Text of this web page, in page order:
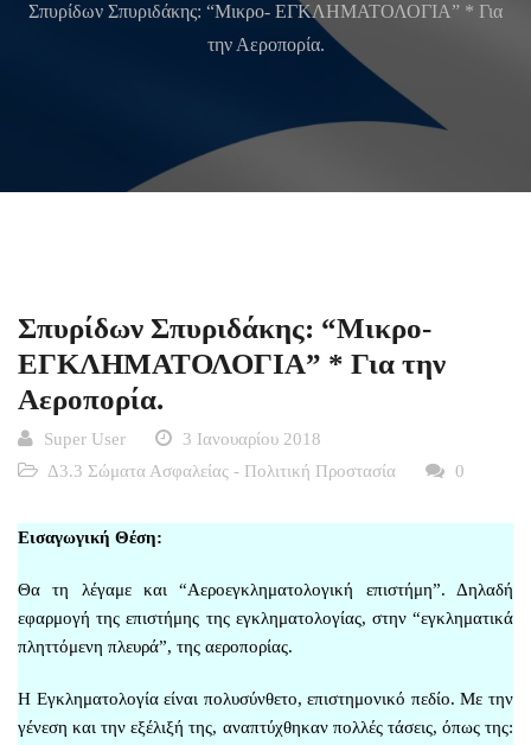
Σπυρίδων Σπυριδάκης: “Μικρο- ΕΓΚΛΗΜΑΤΟΛΟΓΙΑ” * Για
την Αεροπορία.
Σπυρίδων Σπυριδάκης: “Μικρο-
ΕΓΚΛΗΜΑΤΟΛΟΓΙΑ” * Για την
Αεροπορία.
Super User
3 Ιανουαρίου 2018
Δ3.3 Σώματα Ασφαλείας - Πολιτική Προστασία
0
Εισαγωγική Θέση:
Θα τη λέγαμε και “Αεροεγκληματολογική επιστήμη”. Δηλαδή
εφαρμογή της επιστήμης της εγκληματολογίας, στην “εγκληματικά
πληττόμενη πλευρά”, της αεροπορίας.
Η Εγκληματολογία είναι πολυσύνθετο, επιστημονικό πεδίο. Με την
γένεση και την εξέλιξή της, αναπτύχθηκαν πολλές τάσεις, όπως της: